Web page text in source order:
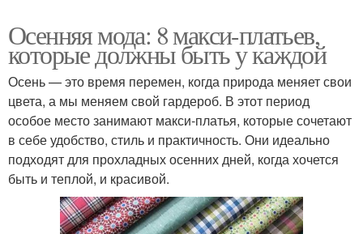
Осенняя мода: 8 макси-платьев,
которые должны быть у каждой
Осень — это время перемен, когда природа меняет свои
цвета, а мы меняем свой гардероб. В этот период
особое место занимают макси-платья, которые сочетают
в себе удобство, стиль и практичность. Они идеально
подходят для прохладных осенних дней, когда хочется
быть и теплой, и красивой.